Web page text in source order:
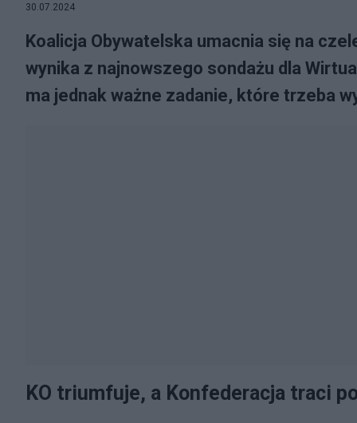
30.07.2024
Koalicja Obywatelska umacnia się na
wynika z najnowszego sondażu dla
ma jednak ważne zadanie, które trzeba
KO triumfuje, a Konfederacja traci